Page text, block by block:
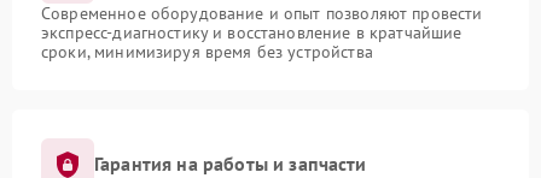
Современное оборудование и опыт позволяют провести
экспресс-диагностику и восстановление в кратчайшие
сроки, минимизируя время без устройства
Гарантия на работы и запчасти